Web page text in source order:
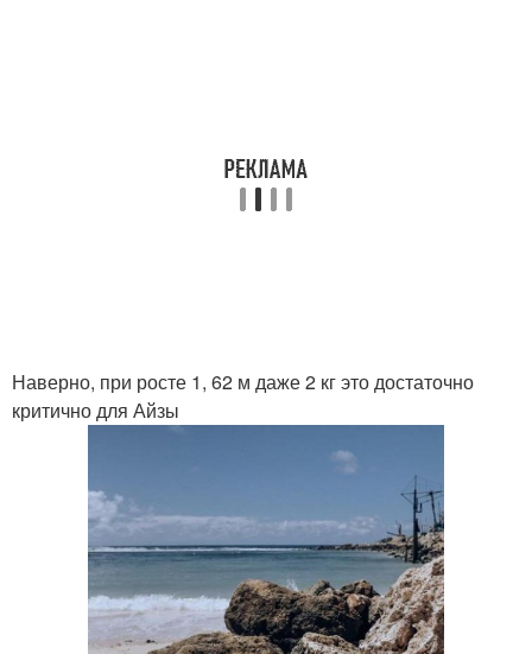
Наверно, при росте 1, 62 м даже 2 кг это достаточно
критично для Айзы